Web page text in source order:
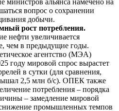
вопрос о сохранении
добычи.
рост потребления.
нефти увеличивается
чем в предыдущие годы.
агентство (МЭА)
году мировой спрос вырастет
в сутки (для сравнения,
2,5 млн б/с). ОПЕК также
потребления – порядка
– замедление мировой
промышленных темпов